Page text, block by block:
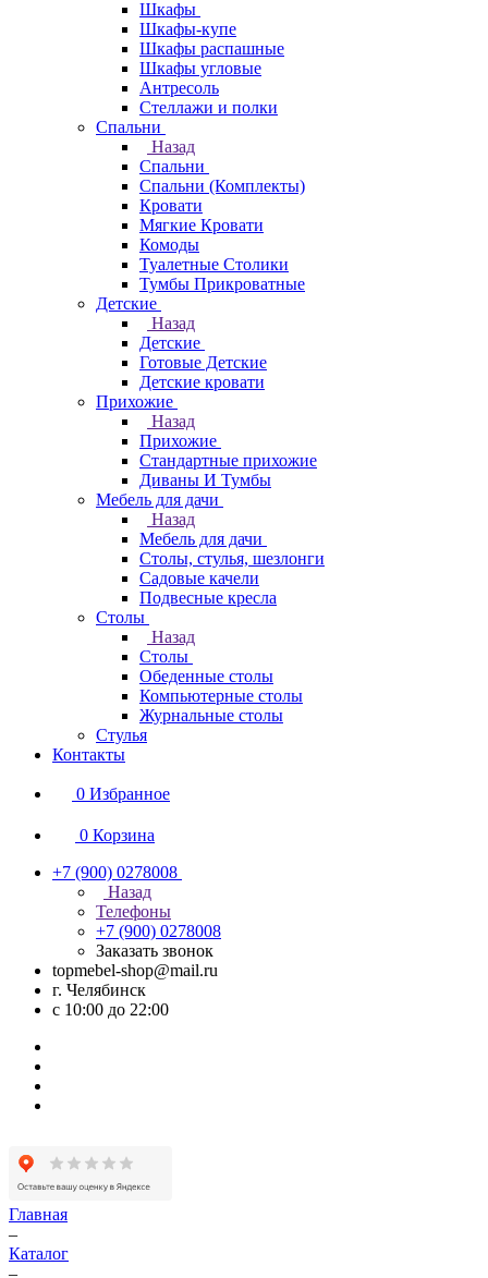
Шкафы
Шкафы-купе
Шкафы распашные
Шкафы угловые
Антресоль
Стеллажи и полки
Спальни
Назад
Спальни
Спальни (Комплекты)
Кровати
Мягкие Кровати
Комоды
Туалетные Столики
Тумбы Прикроватные
Детские
Назад
Детские
Готовые Детские
Детские кровати
Прихожие
Назад
Прихожие
Стандартные прихожие
Диваны И Тумбы
Мебель для дачи
Назад
Мебель для дачи
Столы, стулья, шезлонги
Садовые качели
Подвесные кресла
Столы
Назад
Столы
Обеденные столы
Компьютерные столы
Журнальные столы
Стулья
Контакты
0 Избранное
0 Корзина
+7 (900) 0278008
Назад
Телефоны
+7 (900) 0278008
Заказать звонок
topmebel-shop@mail.ru
г. Челябинск
с 10:00 до 22:00
Главная
–
Каталог
–